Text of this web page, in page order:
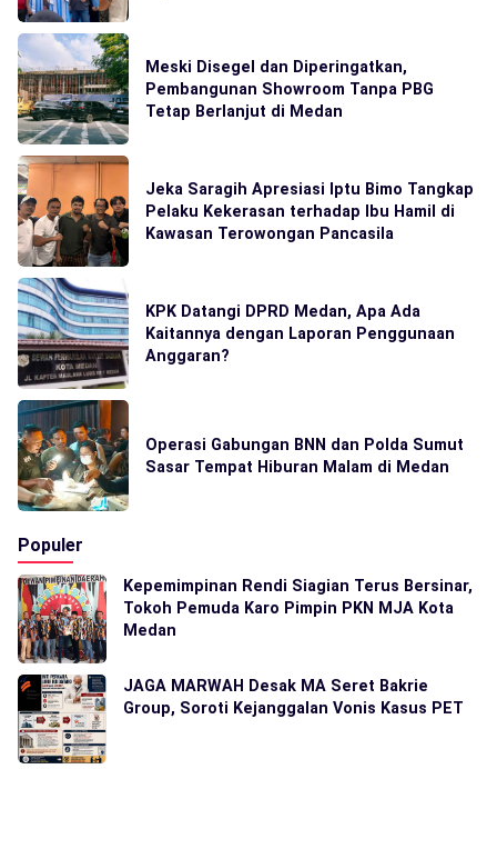
Meski Disegel dan Diperingatkan,
Pembangunan Showroom Tanpa PBG
Tetap Berlanjut di Medan
Jeka Saragih Apresiasi Iptu Bimo Tangkap
Pelaku Kekerasan terhadap Ibu Hamil di
Kawasan Terowongan Pancasila
KPK Datangi DPRD Medan, Apa Ada
Kaitannya dengan Laporan Penggunaan
Anggaran?
Operasi Gabungan BNN dan Polda Sumut
Sasar Tempat Hiburan Malam di Medan
Populer
Kepemimpinan Rendi Siagian Terus Bersinar,
Tokoh Pemuda Karo Pimpin PKN MJA Kota
Medan
JAGA MARWAH Desak MA Seret Bakrie
Group, Soroti Kejanggalan Vonis Kasus PET